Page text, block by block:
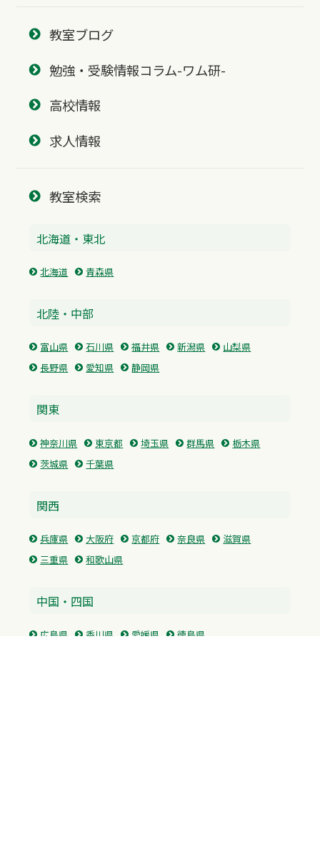
教室ブログ
勉強・受験情報コラム-ワム研-
高校情報
求人情報
教室検索
北海道・東北
北海道 青森県
北陸・中部
富山県 石川県 福井県 新潟県
山梨県
長野県
愛知県 静岡県
関東
神奈川県 東京都 埼玉県 群馬県
栃木県
茨城県
千葉県
関西
兵庫県 大阪府 京都府 奈良県
滋賀県
三重県
和歌山県
中国・四国
広島県 香川県 愛媛県 徳島県